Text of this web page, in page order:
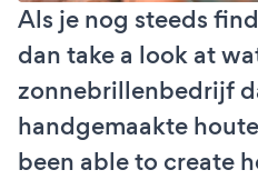
Als je nog steeds
dan take a look at
zonnebrillenbedrijf
handgemaakte
been able to create